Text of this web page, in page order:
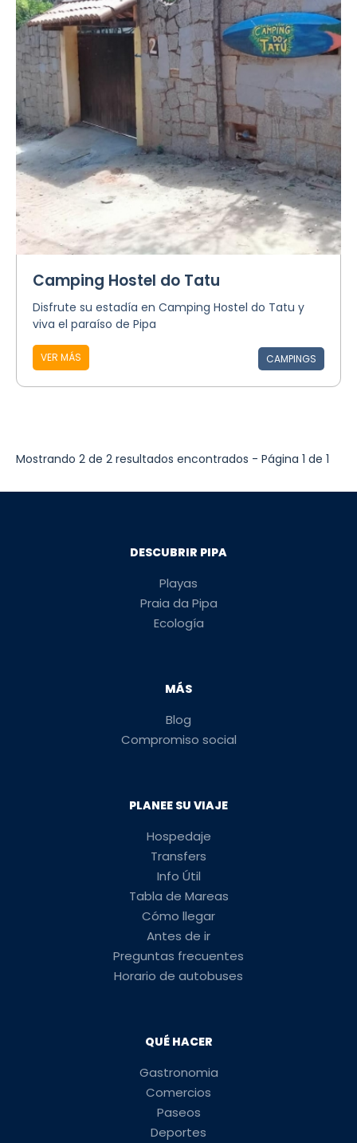
Camping Hostel do Tatu
Disfrute su estadía en Camping Hostel do Tatu y
viva el paraíso de Pipa
VER MÁS CAMPINGS
Mostrando 2 de 2 resultados encontrados - Página 1 de 1
DESCUBRIR PIPA
Playas
Praia da Pipa
Ecología
MÁS
Blog
Compromiso social
PLANEE SU VIAJE
Hospedaje
Transfers
Info Útil
Tabla de Mareas
Cómo llegar
Antes de ir
Preguntas frecuentes
Horario de autobuses
QUÉ HACER
Gastronomia
Comercios
Paseos
Deportes